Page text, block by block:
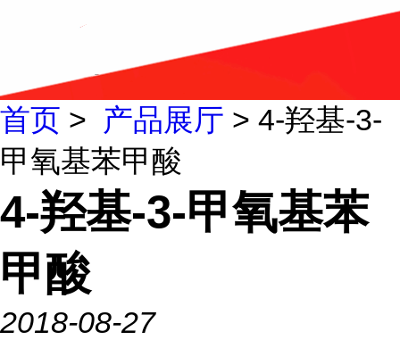
首页 > 产品展厅 > 4-羟基-3-
甲氧基苯甲酸
4-羟基-3-甲氧基苯
甲酸
2018-08-27